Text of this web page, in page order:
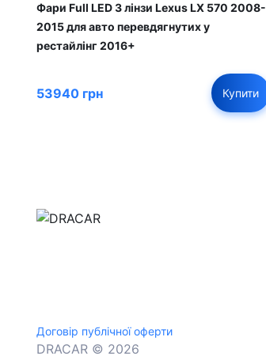
Фари Full LED 3 лінзи Lexus LX 570 2008-
2015 для авто перевдягнутих у
рестайлінг 2016+
53940 грн Купити
Договір публічної оферти
DRACAR © 2026